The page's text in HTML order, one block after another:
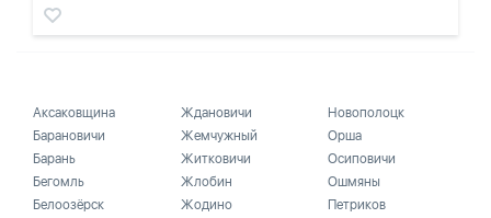
Аксаковщина
Барановичи
Барань
Бегомль
Белоозёрск
Ждановичи
Жемчужный
Житковичи
Жлобин
Жодино
Новополоцк
Орша
Осиповичи
Ошмяны
Петриков